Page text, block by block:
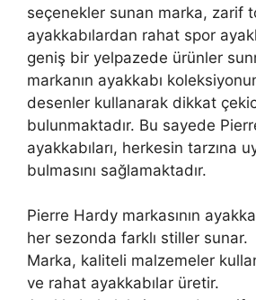
seçenekler sunan marka, zarif
ayakkabılardan rahat spor
geniş bir yelpazede ürünler
markanın ayakkabı
desenler kullanarak dikkat
bulunmaktadır. Bu sayede
ayakkabıları, herkesin tarzına
bulmasını sağlamaktadır.
Pierre Hardy markasının
her sezonda farklı stiller sunar.
Marka, kaliteli malzemeler
ve rahat ayakkabılar üretir.